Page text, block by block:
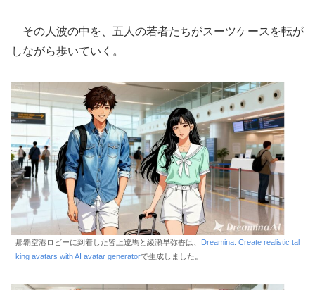
その人波の中を、五人の若者たちがスーツケースを転が
しながら歩いていく。
那覇空港ロビーに到着した皆上遼馬と綾瀬早弥香は、 Dreamina: Create realistic tal
king avatars with AI avatar generatorで生成しました。